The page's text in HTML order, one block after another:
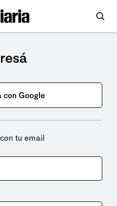
con Google
tu email